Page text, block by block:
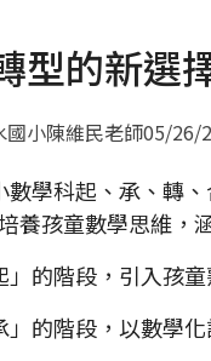
型的新選
國小陳維民老師05/26/
學科起、承、轉、
養孩童數學思維，
的階段，引入孩童
的階段，以數學化